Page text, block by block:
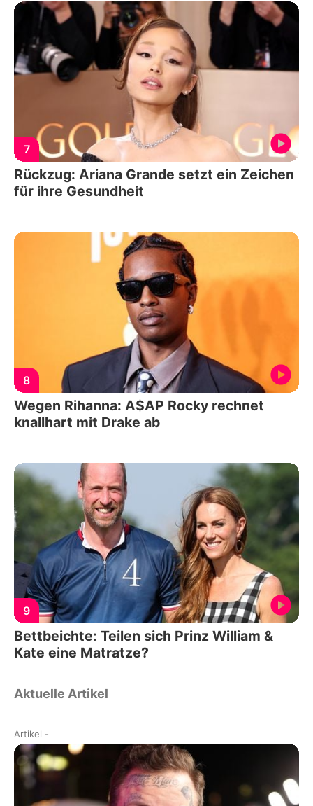
7
Rückzug: Ariana Grande setzt ein Zeichen
für ihre Gesundheit
8
Wegen Rihanna: A$AP Rocky rechnet
knallhart mit Drake ab
9
Bettbeichte: Teilen sich Prinz William &
Kate eine Matratze?
Aktuelle Artikel
Artikel -